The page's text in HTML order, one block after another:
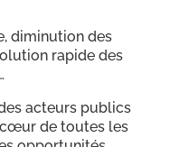
diminution des
rapide des
acteurs publics
de toutes les